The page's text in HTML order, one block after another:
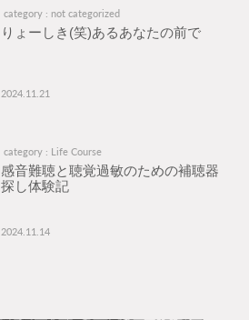
category : not categorized
りょーしき(笑)あるあなたの前で
2024.11.21
category : Life Course
感音難聴と聴覚過敏のための補聴器
探し体験記
2024.11.14